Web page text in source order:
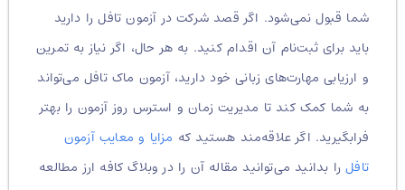
شما قبول نمی‌شود. اگر قصد شرکت در آزمون تافل را دارید
باید برای ثبت‌نام آن اقدام کنید. به هر حال، اگر نیاز به تمرین
و ارزیابی مهارت‌های زبانی خود دارید، آزمون ماک تافل می‌تواند
به شما کمک کند تا مدیریت زمان و استرس روز آزمون را بهتر
فرابگیرید. اگر علاقه‌مند هستید کهمزایا و معایب آزمون
را بدانید می‌توانید مقاله آن را در وبلاگ کافه ارز مطالعه